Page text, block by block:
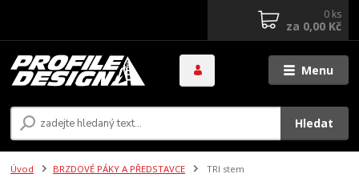
Menu
Hledat
0 ks
za 0,00 Kč
Úvod BRZDOVÉ PÁKY A PŘEDSTAVCE TRI stem